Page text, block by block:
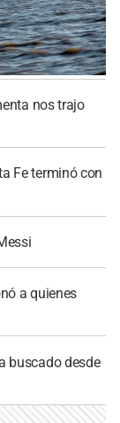
nos trajo
Fe terminó con
a quienes
buscado desde